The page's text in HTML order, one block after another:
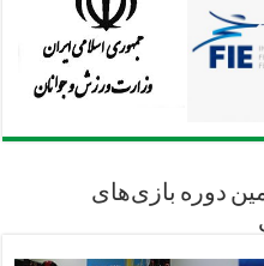
دوره بازی‌های